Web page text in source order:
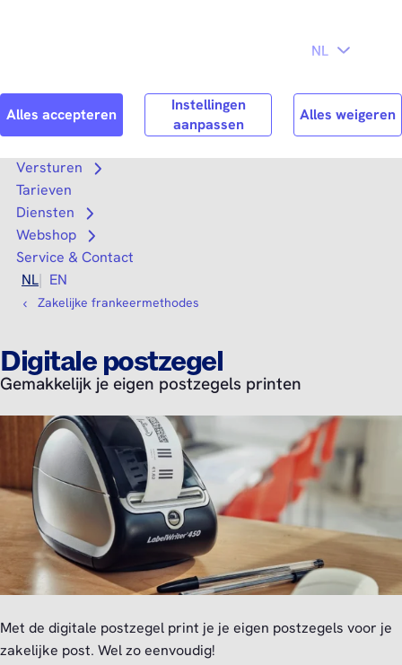
Search Zoek
Versturen
Open submenu
Tarieven
Diensten
Open submenu
Webshop
Open submenu
Service & Contact
NL
EN
Zakelijke frankeermethodes
Digitale postzegel
Gemakkelijk je eigen postzegels printen
Met de digitale postzegel print je je eigen postzegels voor je
zakelijke post. Wel zo eenvoudig!